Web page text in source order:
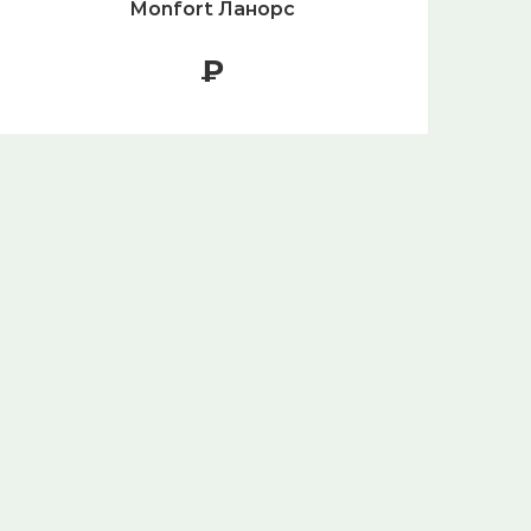
Monfort Ланорс
₽